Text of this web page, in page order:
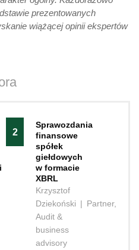
prezentowanych
wiążącej opinii ekspertów
2
Sprawozdania
finansowe
spółek
giełdowych
w formacie
XBRL
Krzysztof
Dziekoński | Partner,
Audit &
business
advisory